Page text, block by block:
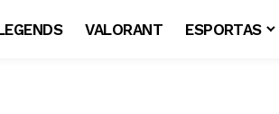
VALORANT ESPORTAS